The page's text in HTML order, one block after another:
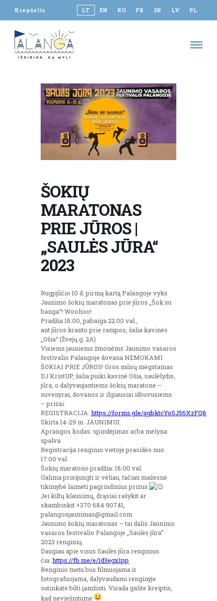
Krepšelis LT EN RU FR DE LV PL
ŠOKIŲ
MARATONAS
PRIE JŪROS |
„SAULĖS JŪRA“
2023
Rugpjūčio 10 d. pirmą kartą Palangoje vyks
Jaunimo šokių maratonas prie jūros „Šok su
banga“! Woohoo!
Pradžia 18:00, pabaiga 22:00 val.,
ant jūros kranto prie rampos, šalia kavinės
„Ošia“ (Žvejų g. 2A)
Visiems jauniems žmonėms Jaunimo vasaros
festivalio Palangoje dovana NEMOKAMI
ŠOKIAI PRIE JŪROS! Gros mūsų mėgstamas
DJ KristUP, šalia puiki kavinė Ošia, saulėlydis,
jūra, o dalyvaujantiems šokių maratone –
suvenyrai, dovanos ir ilgiausiai išbuvusiems
– prizai.
REGISTRACIJA: https://forms.gle/qgbktcYoSJ56XzFQ8
Skirta 14-29 m. JAUNIMUI.
Aprangos kodas: spindėjimas arba mėlyna
spalva
Registracija renginio vietoje prasidės nuo
17:00 val.
Šokių maratono pradžia: 18:00 val.
Galima prisijungti ir vėliau, tačiau mažesnė
tikimybė laimėti pagrindinius prizus
Jei kiltų klausimų, drąsiai rašykit ar
skambinkit +370 684 90741,
palangosjaunimas@gmail.com
Jaunimo šokių maratonas – tai dalis Jaunimo
vasaros festivalio Palangoje „Saulės jūra”
2023 renginių.
Daugiau apie visus Saulės jūra renginius
čia: https://fb.me/e/1d3egx1pp
Renginio metu bus filmuojama ir
fotografuojama, dalyvaudami renginyje
sutinkate būti įamžinti. Visada galite kreiptis,
kad neviešintume